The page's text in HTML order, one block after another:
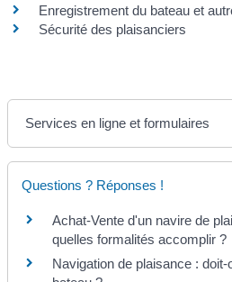
Enregistrement du bateau et
Sécurité des plaisanciers
Services en ligne et formulaires
Questions ? Réponses !
Achat-Vente d'un navire de
quelles formalités accomplir ?
Navigation de plaisance :